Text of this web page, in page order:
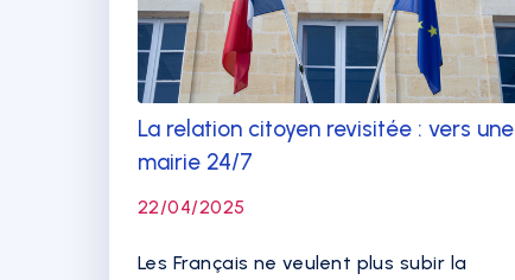
La relation citoyen revisitée : vers une
mairie 24/7
22/04/2025
Les Français ne veulent plus subir la